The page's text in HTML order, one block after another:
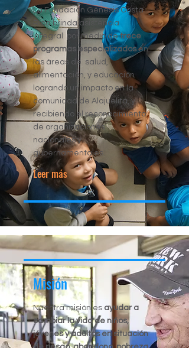
La Fundación Génesis Costa
Rica brinda asistencia
integral por medio detrece
programas especializadosen
las áreas de salud,
alimentación, y educación
logrando un impacto en la
comunidad de Alajuelita, y
recibiendo el reconocimiento
de organizaciones
nacionales y
gubernamentales.
Leer más
Misión
Nuestra misión es ayudar a
cambiar la vida de niños,
jóvenes y adultos en situación